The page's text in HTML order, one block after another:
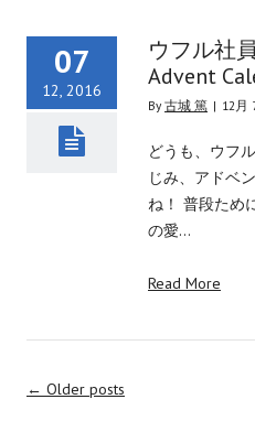
07
12, 2016
ウフル社
Advent
By 古城 篤 | 12月
どうも、ウフ
じみ、アドベ
ね！ 普段ため
の愛…
Read More
Post
← Older posts